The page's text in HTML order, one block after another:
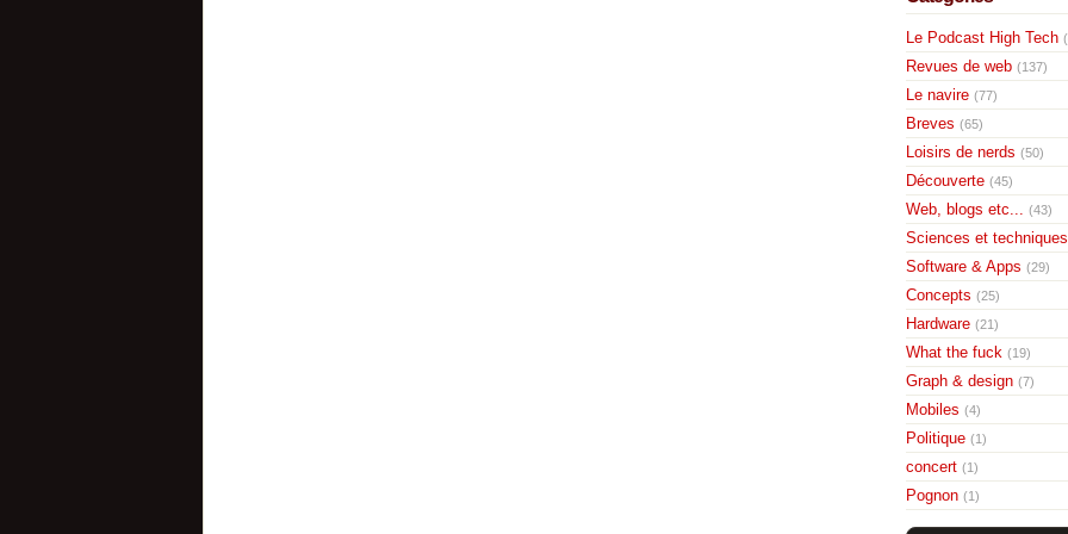
Le Podcast High Tech
Revues de web (137)
Le navire (77)
Breves (65)
Loisirs de nerds (50)
Découverte (45)
Web, blogs etc... (43)
Sciences et techniques
Software & Apps (29)
Concepts (25)
Hardware (21)
What the fuck (19)
Graph & design (7)
Mobiles (4)
Politique (1)
concert (1)
Pognon (1)